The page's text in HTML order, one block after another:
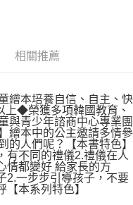
相關推薦
繪本培養自信、自主、快
◆榮獲多項韓國教育、
與青少年諮商中心專業團
繪本中的公主邀請多情參
的人們呢？【本書特色】
有不同的禮儀2.禮儀在人
情都變好 給家長的方
2.一步步引導孩子，不要
本系列特色】